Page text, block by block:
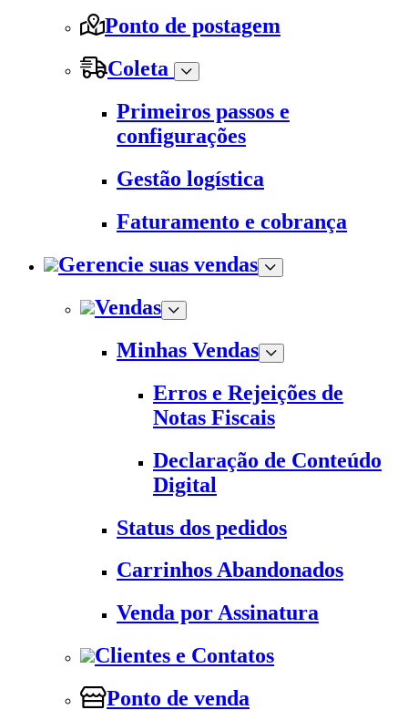
Ponto de postagem
Coleta
Primeiros passos e
configurações
Gestão logística
Faturamento e cobrança
Gerencie suas vendas
Vendas
Minhas Vendas
Erros e Rejeições de
Notas Fiscais
Declaração de Conteúdo
Digital
Status dos pedidos
Carrinhos Abandonados
Venda por Assinatura
Clientes e Contatos
Ponto de venda